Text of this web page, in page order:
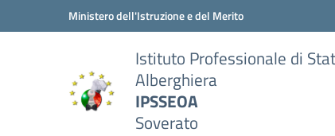
Vai ai contenuti
Vai al menu di navigazioneMinistero dell'Istruzione e del Merito
Istituto Professionale di
Alberghiera
IPSSEOA
Soverato